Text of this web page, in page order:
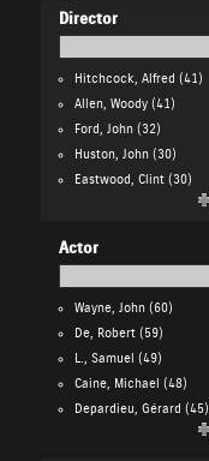
Director
Hitchcock, Alfred (41)
Allen, Woody(41)
Ford, John(32)
Huston, John(30)
Eastwood, Clint(30)
Actor
Wayne, John(60)
De, Robert(59)
L., Samuel (49)
Caine, Michael (48)
Depardieu, Gérard (45)